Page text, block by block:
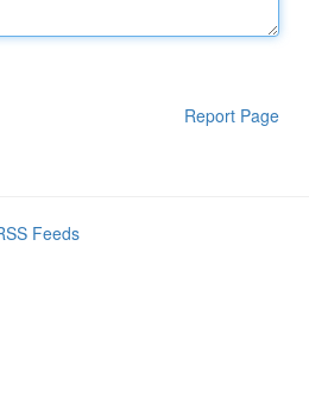
Report Page
Feeds